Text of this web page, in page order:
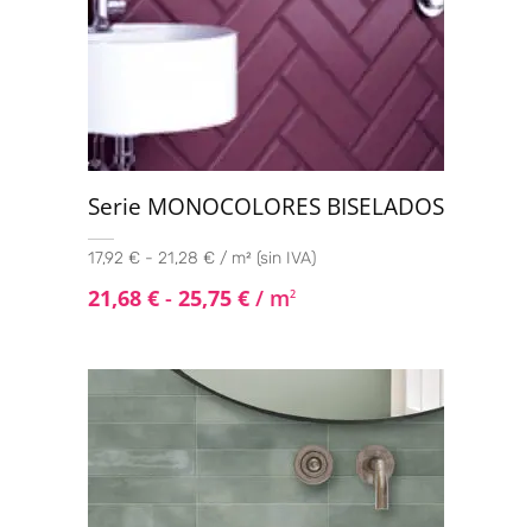
Serie MONOCOLORES BISELADOS
17,92 € - 21,28 € / m² (sin IVA)
21,68 € - 25,75 € / m2